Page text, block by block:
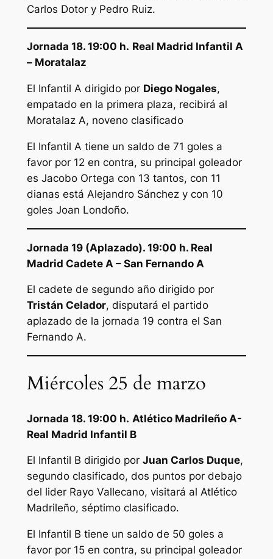
Carlos Dotor y Pedro Ruiz.
Jornada 18. 19:00 h. Real Madrid Infantil A
– Moratalaz
El Infantil A dirigido por Diego Nogales,
empatado en la primera plaza, recibirá al
Moratalaz A, noveno clasificado
El Infantil A tiene un saldo de 71 goles a
favor por 12 en contra, su principal goleador
es Jacobo Ortega con 13 tantos, con 11
dianas está Alejandro Sánchez y con 10
goles Joan Londoño.
Jornada 19 (Aplazado). 19:00 h. Real
Madrid Cadete A – San Fernando A
El cadete de segundo año dirigido por
Tristán Celador, disputará el partido
aplazado de la jornada 19 contra el San
Fernando A.
Miércoles 25 de marzo
Jornada 18. 19:00 h. Atlético Madrileño A-
Real Madrid Infantil B
El Infantil B dirigido por Juan Carlos Duque,
segundo clasificado, dos puntos por debajo
del lider Rayo Vallecano, visitará al Atlético
Madrileño, séptimo clasificado.
El Infantil B tiene un saldo de 50 goles a
favor por 15 en contra, su principal goleador